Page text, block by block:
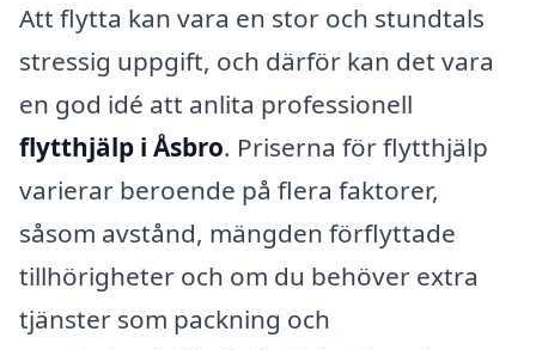
Att flytta kan vara en stor och stundtals
stressig uppgift, och därför kan det vara
en god idé att anlita professionell
flytthjälp i Åsbro. Priserna för flytthjälp
varierar beroende på flera faktorer,
såsom avstånd, mängden förflyttade
tillhörigheter och om du behöver extra
tjänster som packning och